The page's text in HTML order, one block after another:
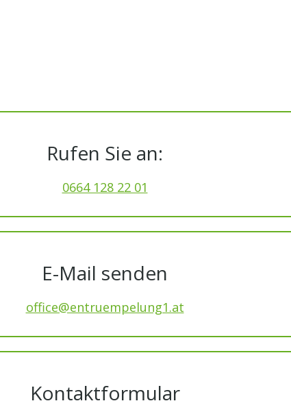
Rufen Sie an:
0664 128 22 01
E-Mail senden
office@entruempelung1.at
Kontaktformular